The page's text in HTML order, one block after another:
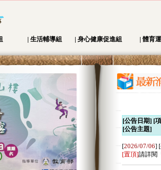
| 生活輔導組 | 身心健康促進組 | 體育